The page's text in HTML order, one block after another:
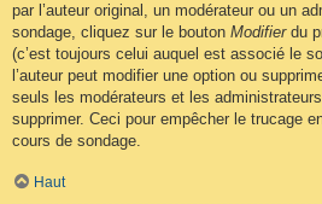
par l’auteur original, un modérateur ou un
sondage, cliquez sur le bouton Modifierdu
(c’est toujours celui auquel est associé le
l’auteur peut modifier une option ou
seuls les modérateurs et les
supprimer. Ceci pour empêcher le trucage
cours de sondage.
Haut